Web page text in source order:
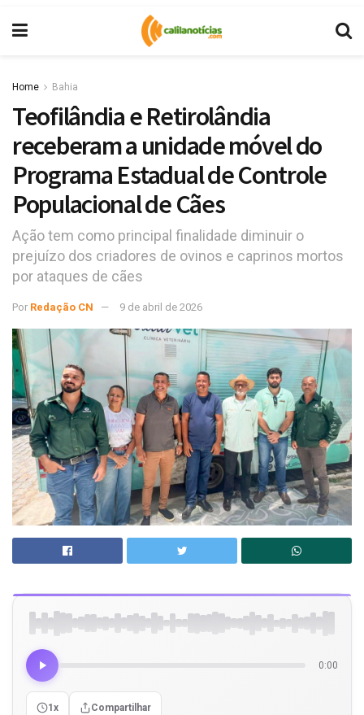
Home Bahia
Teofilândia e Retirolândia
receberam a unidade móvel do
Programa Estadual de Controle
Populacional de Cães
Ação tem como principal finalidade diminuir o
prejuízo dos criadores de ovinos e caprinos mortos
por ataques de cães
Por Redação CN 9 de abril de 2026
0:00
1x Compartilhar